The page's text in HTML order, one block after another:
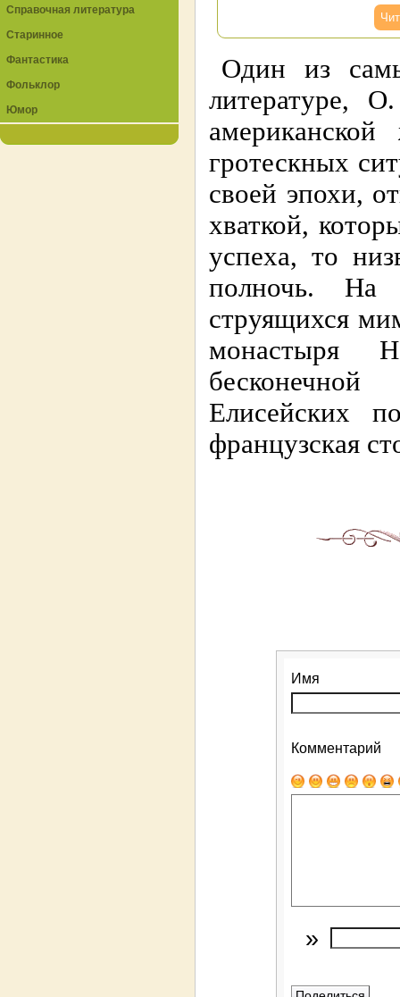
Один из
литературе,
гротескных
своей эпохи,
хваткой,
успеха, то
полночь. На
струящихся
монастыря
Елисейских
французская
Имя
Комментарий
»
Справочная литература
Старинное
Фантастика
Фольклор
Юмор